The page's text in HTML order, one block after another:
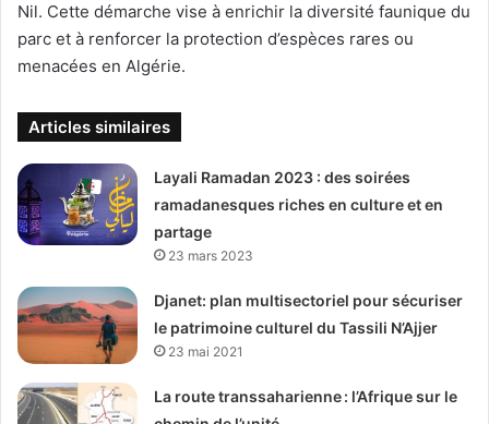
Nil. Cette démarche vise à enrichir la diversité faunique du
parc et à renforcer la protection d’espèces rares ou
menacées en Algérie.
Articles similaires
Layali Ramadan 2023 : des soirées
ramadanesques riches en culture et en
partage
23 mars 2023
Djanet: plan multisectoriel pour sécuriser
le patrimoine culturel du Tassili N’Ajjer
23 mai 2021
La route transsaharienne : l’Afrique sur le